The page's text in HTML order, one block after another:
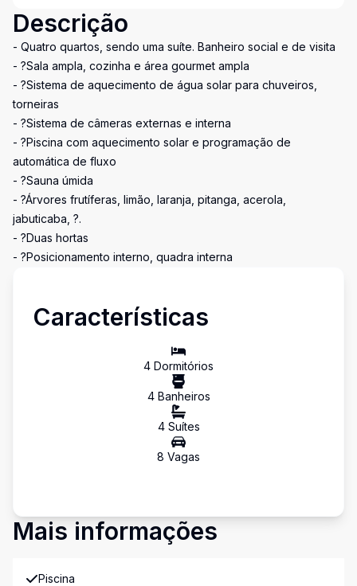
Descrição
- Quatro quartos, sendo uma suíte. Banheiro social e de visita
- ?Sala ampla, cozinha e área gourmet ampla
- ?Sistema de aquecimento de água solar para chuveiros,
torneiras
- ?Sistema de câmeras externas e interna
- ?Piscina com aquecimento solar e programação de
automática de fluxo
- ?Sauna úmida
- ?Árvores frutíferas, limão, laranja, pitanga, acerola,
jabuticaba, ?.
- ?Duas hortas
- ?Posicionamento interno, quadra interna
Características
4 Dormitórios
4Banheiros
4Suítes
8 Vagas
Mais informações
Piscina